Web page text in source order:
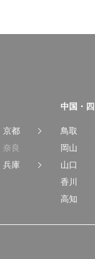
京都
奈良
兵庫
中国・四
鳥取
岡山
山口
香川
高知